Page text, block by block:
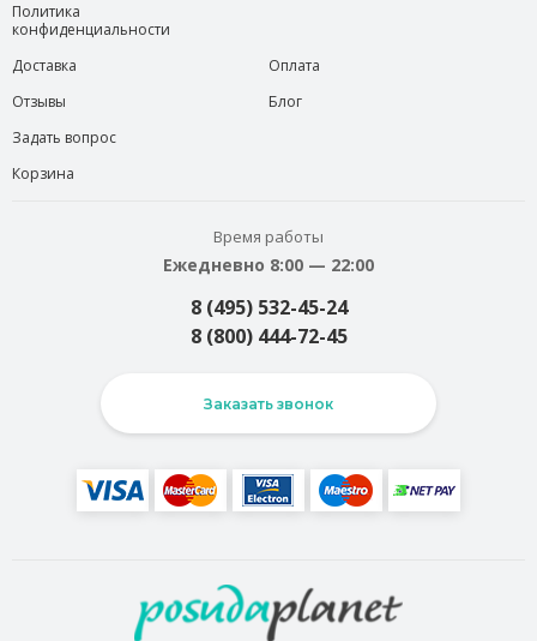
Политика
конфиденциальности
Доставка
Отзывы
Задать вопрос
Корзина
Оплата
Блог
Время работы
Ежедневно 8:00 — 22:00
8 (495) 532-45-24
8 (800) 444-72-45
Заказать звонок